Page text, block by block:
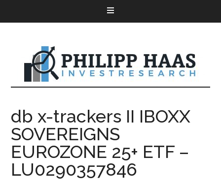
db x-trackers II IBOXX
SOVEREIGNS
EUROZONE 25+ ETF –
LU0290357846